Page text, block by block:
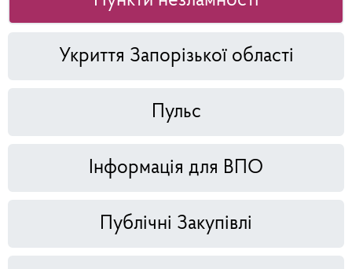
Укриття Запорізької області
Пульс
Інформація для ВПО
Публічні Закупівлі